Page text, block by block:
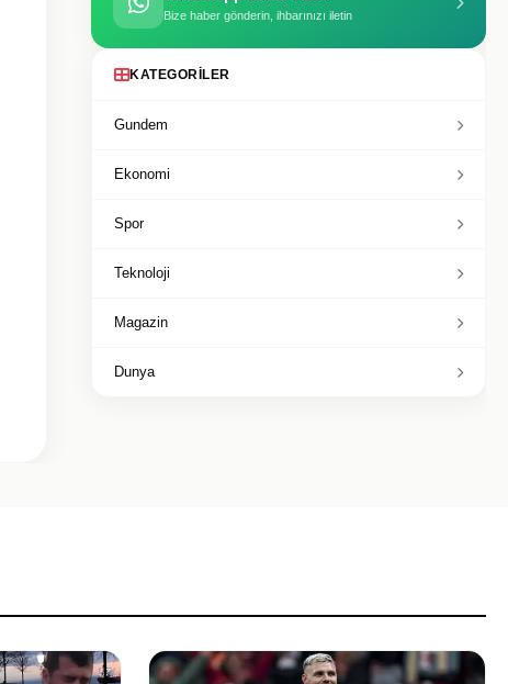
Bize haber gönderin, ihbarınızı iletin
KATEGORILER
Gundem
Ekonomi
Spor
Teknoloji
Magazin
Dunya